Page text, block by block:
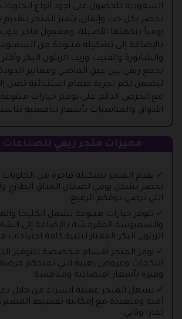
السعودية للحصول على أجود أنواع
تحضر بكل حب وإتقان، يتميز المتجر بتقديم
يومياً بنكهتها الأصيلة، ومعمول فاخر
بالإضافة إلى تشكيلة متنوعة من
والشابورة والفتيت وزيت الزيتون البكر
يجمع ريفي بين عبق الماضي ومعايير الجودة
ليضمن لكم تجربة طعام استثنائية تصل
مع الحرص الدائم على توفير خيارات
الأذواق والمناسبات بأسعار تنافسية
مميزات متجر ريفي للصناعات
يقدم المتجر تشكيلة فاخرة من الحلويات
تحضر بشكل يومي لضمان المذاق الطازج
التي ترضي ذوقكم الرفيع.
تتوفر خيارات متنوعة تشمل الكليجا
والسمبوسة المقرمشة بالإضافة إلى
الزيتون البكر الممتاز لتلبية كافة
يوفر المتجر أقسام مخصصة للتوفير
البكجات وعروض رهيبة التي تمنحكم
وفيرة بأسعار اقتصادية ومنافسة.
يسهل المتجر عملية الشراء من خلال
آمنة ومتعددة مع إمكانية تقسيط
تمارا وتابي.